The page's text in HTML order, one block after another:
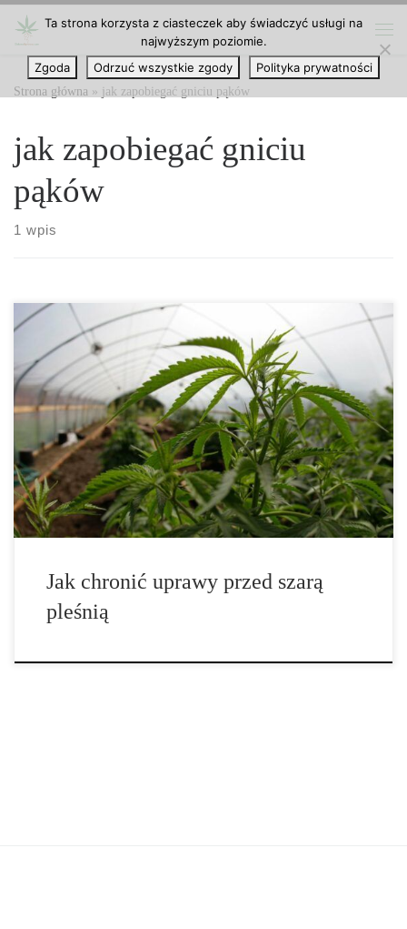
Przejdź do treści
Strona główna » jak zapobiegać gniciu pąków
jak zapobiegać gniciu
pąków
1 wpis
Gnicie pąków (Botrytis) – jak chronić uprawy przed szarą pleśnią
Gnicie pąków, wywoływane przez grzyb Botrytis cinerea, to jedna
z najgroźniejszych chorób roślin w uprawach indoor i outdoor.
Patogen ten, zwany także pleśnią pąkową, potrafi w ciągu kilku
dni zniszczyć cały plon. Jeśli chcesz uniknąć strat, musisz
wiedzieć, jak rozpoznać […]
Jak chronić uprawy przed szarą
pleśnią
Ta strona korzysta z ciasteczek aby świadczyć usługi na
najwyższym poziomie.
Zgoda
Odrzuć wszystkie zgody Polityka prywatności